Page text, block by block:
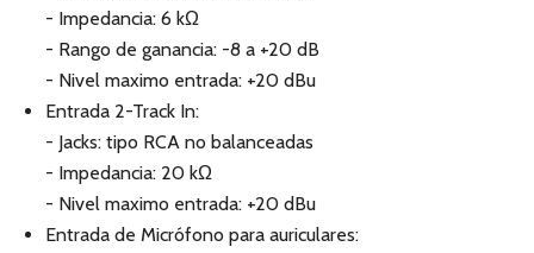
- Impedancia: 6 kΩ
- Rango de ganancia: -8 a +20 dB
- Nivel maximo entrada: +20 dBu
Entrada 2-Track In:
- Jacks: tipo RCA no balanceadas
- Impedancia: 20 kΩ
- Nivel maximo entrada: +20 dBu
Entrada de Micrófono para auriculares: